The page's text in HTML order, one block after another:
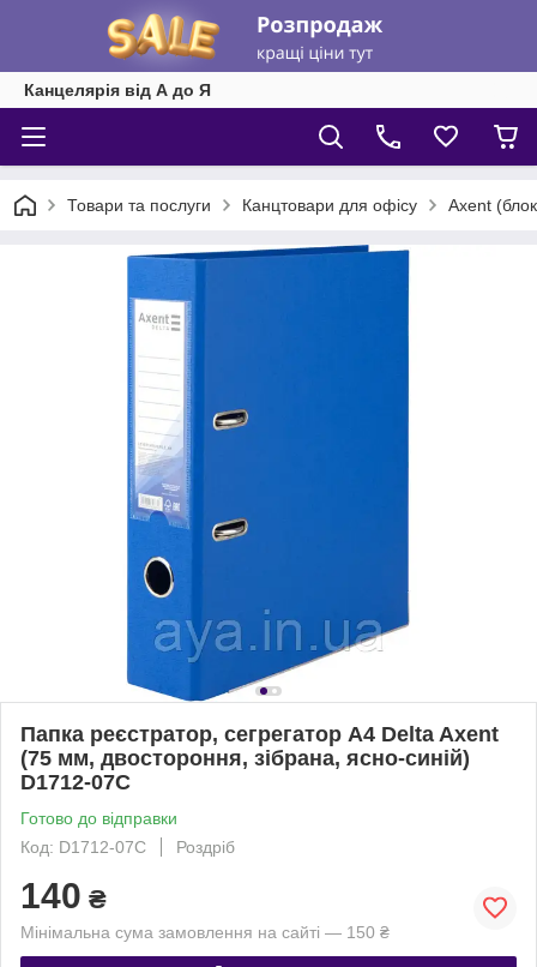
Канцелярія від А до Я
Товари та послуги Канцтовари для офісу Axent
Папка реєстратор, сегрегатор A4 Delta Axent
(75 мм, двостороння, зібрана, ясно-синій)
D1712-07C
Готово до відправки
Код: D1712-07C
Роздріб
140 ₴
Мінімальна сума замовлення на сайті — 150 ₴